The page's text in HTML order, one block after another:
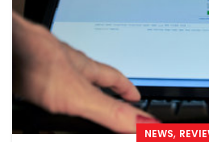
NEWS,